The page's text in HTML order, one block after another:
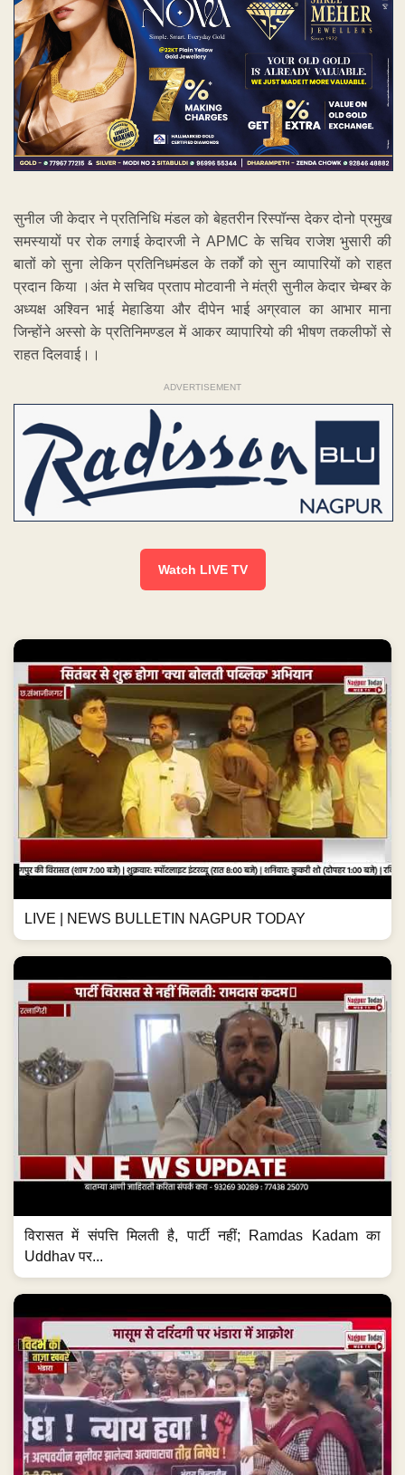
सुनील जी केदार ने प्रतिनिधि मंडल को बेहतरीन रिस्पॉन्स देकर दोनो प्रमुख
समस्यायों पर रोक लगाई केदारजी ने APMC के सचिव राजेश भुसारी की
बातों को सुना लेकिन प्रतिनिधमंडल के तर्कों को सुन व्यापारियों को राहत
प्रदान किया ।अंत मे सचिव प्रताप मोटवानी ने मंत्री सुनील केदार चेम्बर के
अध्यक्ष अश्विन भाई मेहाडिया और दीपेन भाई अग्रवाल का आभार माना
जिन्होंने अस्सो के प्रतिनिमण्डल में आकर व्यापारियो की भीषण तकलीफों से
राहत दिलवाई।।
ADVERTISEMENT
Watch LIVE TV
LIVE | NEWS BULLETIN NAGPUR TODAY
विरासत में संपत्ति मिलती है, पार्टी नहीं; Ramdas Kadam का
Uddhav पर...